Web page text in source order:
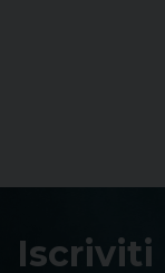
Iscriviti